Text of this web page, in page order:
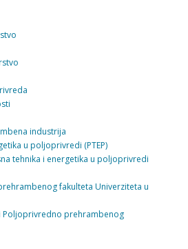
industrija
u poljoprivredi (PTEP)
tehnika i energetika u poljoprivredi
fakulteta Univerziteta u
Poljoprivredno prehrambenog